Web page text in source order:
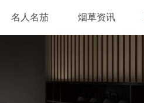
名人名茄 烟草资讯